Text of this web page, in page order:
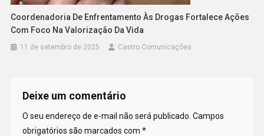
Coordenadoria De Enfrentamento Às Drogas Fortalece Ações
Com Foco Na Valorização Da Vida
11 de setembro de 2025 Castro Comunicações
Deixe um comentário
O seu endereço de e-mail não será publicado. Campos
obrigatórios são marcados com *